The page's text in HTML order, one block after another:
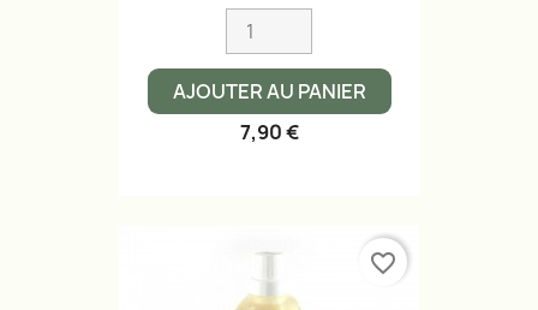
AJOUTER AU PANIER
7,90 €
favorite_border